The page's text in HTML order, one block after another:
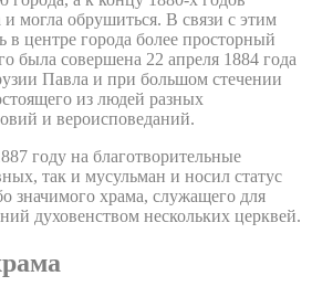
могла обрушиться. В связи с этим
в центре города более просторный
была совершена 22 апреля 1884 года
Павла и при большом стечении
из людей разных
и вероисповеданий.
году на благотворительные
так и мусульман и носил статус
значимого храма, служащего для
духовенством нескольких церквей.